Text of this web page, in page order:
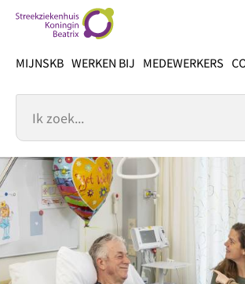
inhoud
MIJNSKB WERKEN BIJ MEDEWERKERS